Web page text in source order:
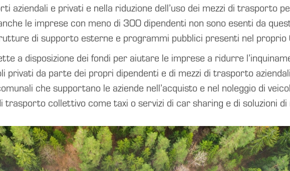
aziendali e privati e nella riduzione dell’uso dei mezzi di trasporto
le imprese con meno di 300 dipendenti non sono esenti da
di supporto esterne e programmi pubblici presenti nel proprio
a disposizione dei fondi per aiutare le imprese a ridurre
privati da parte dei propri dipendenti e di mezzi di trasporto
che supportano le aziende nell’acquisto e nel noleggio di
trasporto collettivo come taxi o servizi di car sharing e di soluzioni